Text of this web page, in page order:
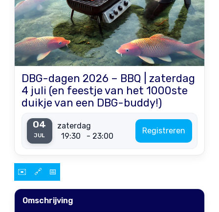
DBG-dagen 2026 – BBQ | zaterdag
4 juli (en feestje van het 1000ste
duikje van een DBG-buddy!)
04
JUL
zaterdag
19:30
- 23:00
Registreren
✉️ 🔗 📅
Omschrijving